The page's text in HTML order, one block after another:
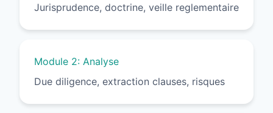
Jurisprudence, doctrine, veille reglementaire
Module 2: Analyse
Due diligence, extraction clauses, risques